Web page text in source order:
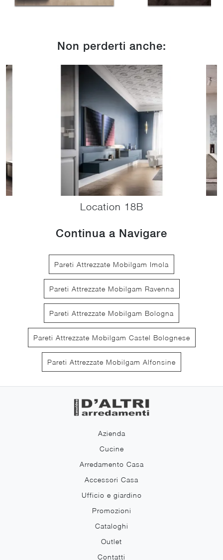
Non perderti anche:
Location 18B
Continua a Navigare
Pareti Attrezzate Mobilgam Imola
Pareti Attrezzate Mobilgam Ravenna
Pareti Attrezzate Mobilgam Bologna
Pareti Attrezzate Mobilgam Castel Bolognese
Pareti Attrezzate Mobilgam Alfonsine
Azienda
Cucine
Arredamento Casa
Accessori Casa
Ufficio e giardino
Promozioni
Cataloghi
Outlet
Contatti